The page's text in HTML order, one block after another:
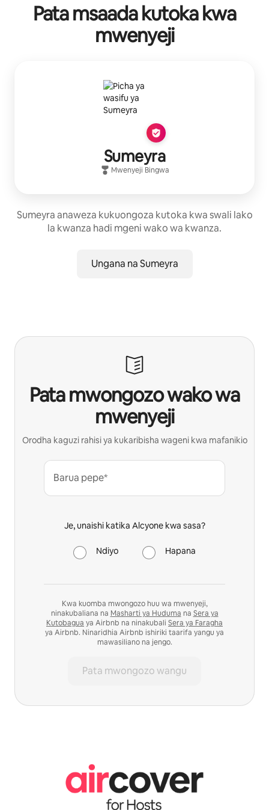
Pata msaada kutoka kwa
mwenyeji
Sumeyra
Mwenyeji Bingwa
Sumeyra anaweza kukuongoza kutoka kwa swali lako
la kwanza hadi mgeni wako wa kwanza.
Ungana na Sumeyra
Pata mwongozo wako wa
mwenyeji
Orodha kaguzi rahisi ya kukaribisha wageni kwa mafanikio
Barua pepe*
Je, unaishi katika Alcyone kwa sasa?
Ndiyo Hapana
Kwa kuomba mwongozo huu wa mwenyeji,
ninakubaliana na Masharti ya Huduma na Sera ya
Kutobagua ya Airbnb na ninakubali Sera ya Faragha
ya Airbnb. Ninaridhia Airbnb ishiriki taarifa yangu ya
mawasiliano na jengo.
Pata mwongozo wangu